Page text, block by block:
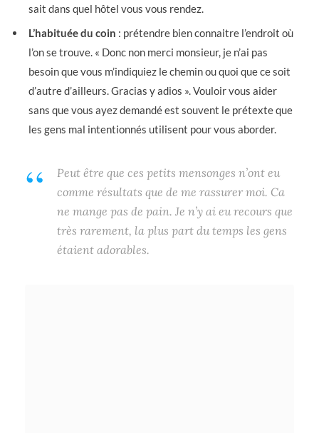
sait dans quel hôtel vous vous rendez.
L’habituée du coin : prétendre bien connaitre l’endroit où
l’on se trouve. « Donc non merci monsieur, je n’ai pas
besoin que vous m’indiquiez le chemin ou quoi que ce soit
d’autre d’ailleurs. Gracias y adios ». Vouloir vous aider
sans que vous ayez demandé est souvent le prétexte que
les gens mal intentionnés utilisent pour vous aborder.
Peut être que ces petits mensonges n’ont eu
comme résultats que de me rassurer moi. Ca
ne mange pas de pain. Je n’y ai eu recours que
très rarement, la plus part du temps les gens
étaient adorables.